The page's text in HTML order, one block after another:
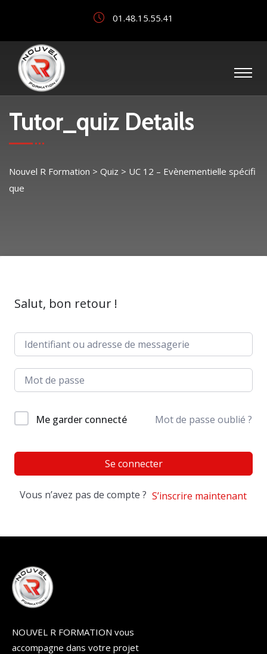
01.48.15.55.41
Tutor_quiz Details
Nouvel R Formation > Quiz > UC 12 – Evènementielle spécifi
que
Salut, bon retour !
Me garder connecté Mot de passe oublié ?
Se connecter
Vous n’avez pas de compte ? S’inscrire maintenant
NOUVEL R FORMATION vous
accompagne dans votre projet